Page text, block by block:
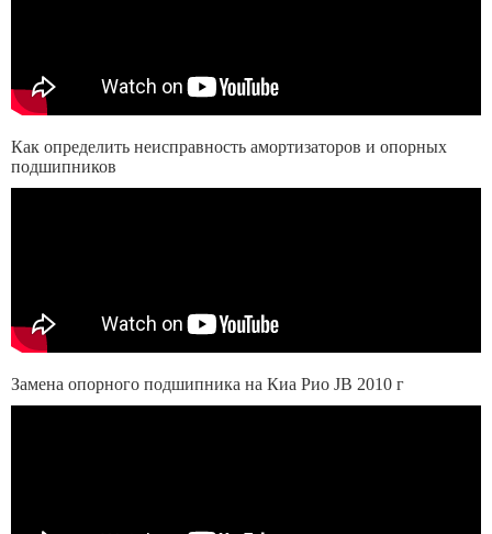
Как определить неисправность амортизаторов и опорных
подшипников
Замена опорного подшипника на Киа Рио JB 2010 г